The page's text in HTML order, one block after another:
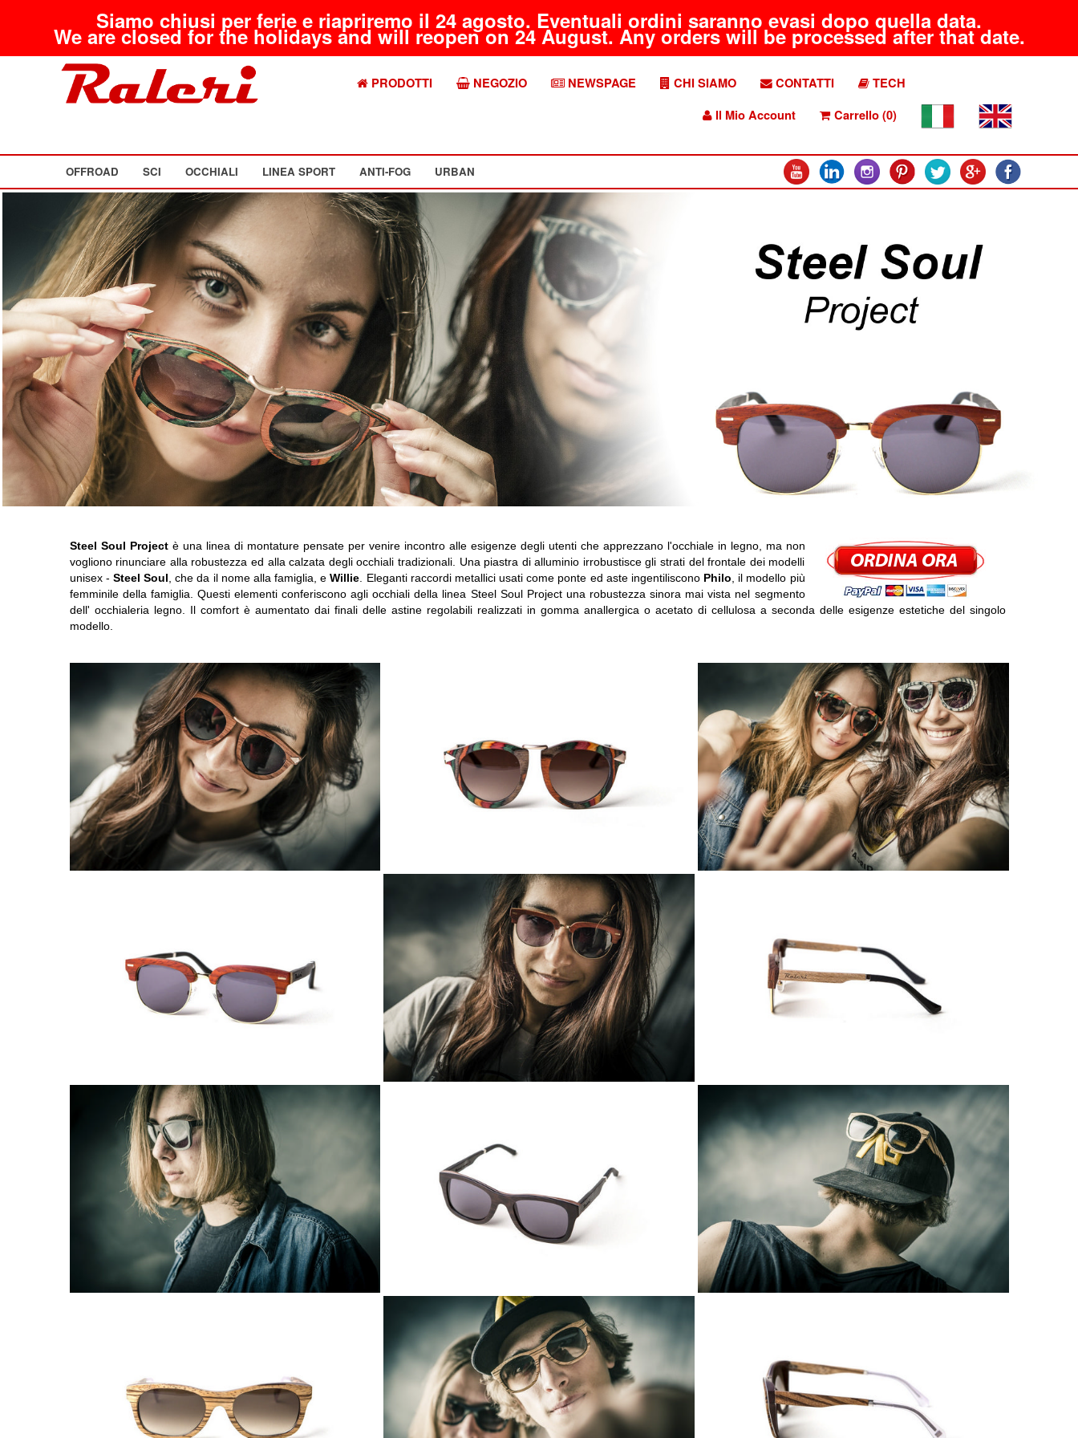
Siamo chiusi per ferie e riapriremo il 24 agosto. Eventuali ordini saranno evasi dopo quella data.
We are closed for the holidays and will reopen on 24 August. Any orders will be processed after that date.
PRODOTTI NEGOZIO NEWSPAGE CHI SIAMO CONTATTI
TECH
Il Mio Account
Carrello (0)
OFFROAD SCI OCCHIALI LINEA SPORT ANTI-FOG URBAN
Steel Soul Projectè una linea di montature pensate per venire incontro alle esigenze degli utenti che apprezzano l'occhiale in legno, ma non
vogliono rinunciare alla robustezza ed alla calzata degli occhiali tradizionali. Una piastra di alluminio irrobustisce gli strati del frontale dei modelli
unisex - Steel Soul , che da il nome alla famiglia, eWillie . Eleganti raccordi metallici usati come ponte ed aste ingentiliscono Philo , il modello più
femminile della famiglia. Questi elementi conferiscono agli occhiali della linea Steel Soul Project una robustezza sinora mai vista nel segmento
dell' occhialeria legno. Il comfort è aumentato dai finali delle astine regolabili realizzati in gomma anallergica o acetato di cellulosa a seconda delle esigenze estetiche del singolo
modello.